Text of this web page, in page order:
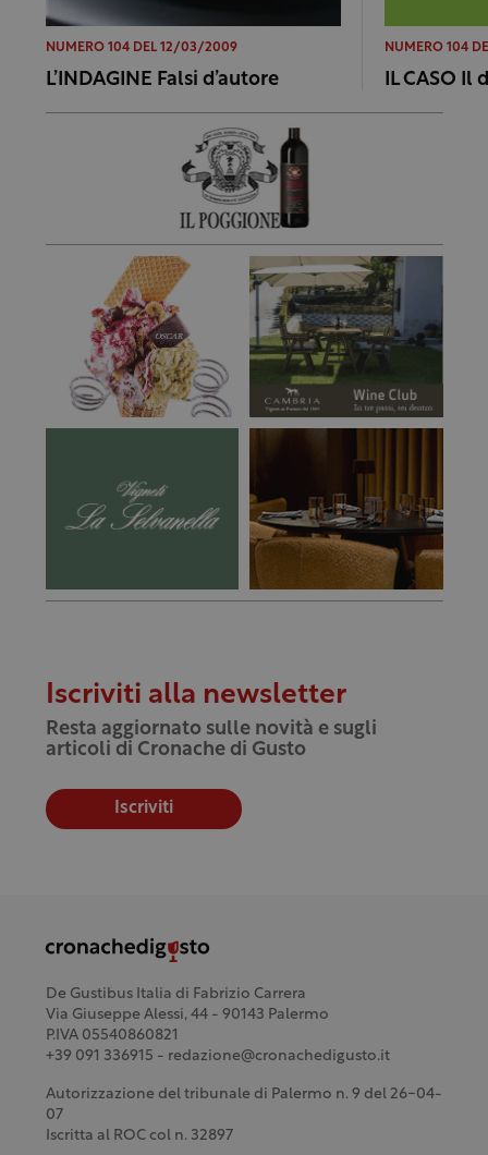
NUMERO 104 DEL 12/03/2009
L’INDAGINE Falsi d’autore
NUMERO 104
IL CASO Il
Iscriviti alla newsletter
Resta aggiornato sulle novità e sugli
articoli di Cronache di Gusto
Iscriviti
De Gustibus Italia di Fabrizio Carrera
Via Giuseppe Alessi, 44 - 90143 Palermo
P.IVA 05540860821
+39 091 336915 - redazione@cronachedigusto.it
Autorizzazione del tribunale di Palermo n. 9 del 26-04-
07
Iscritta al ROC col n. 32897